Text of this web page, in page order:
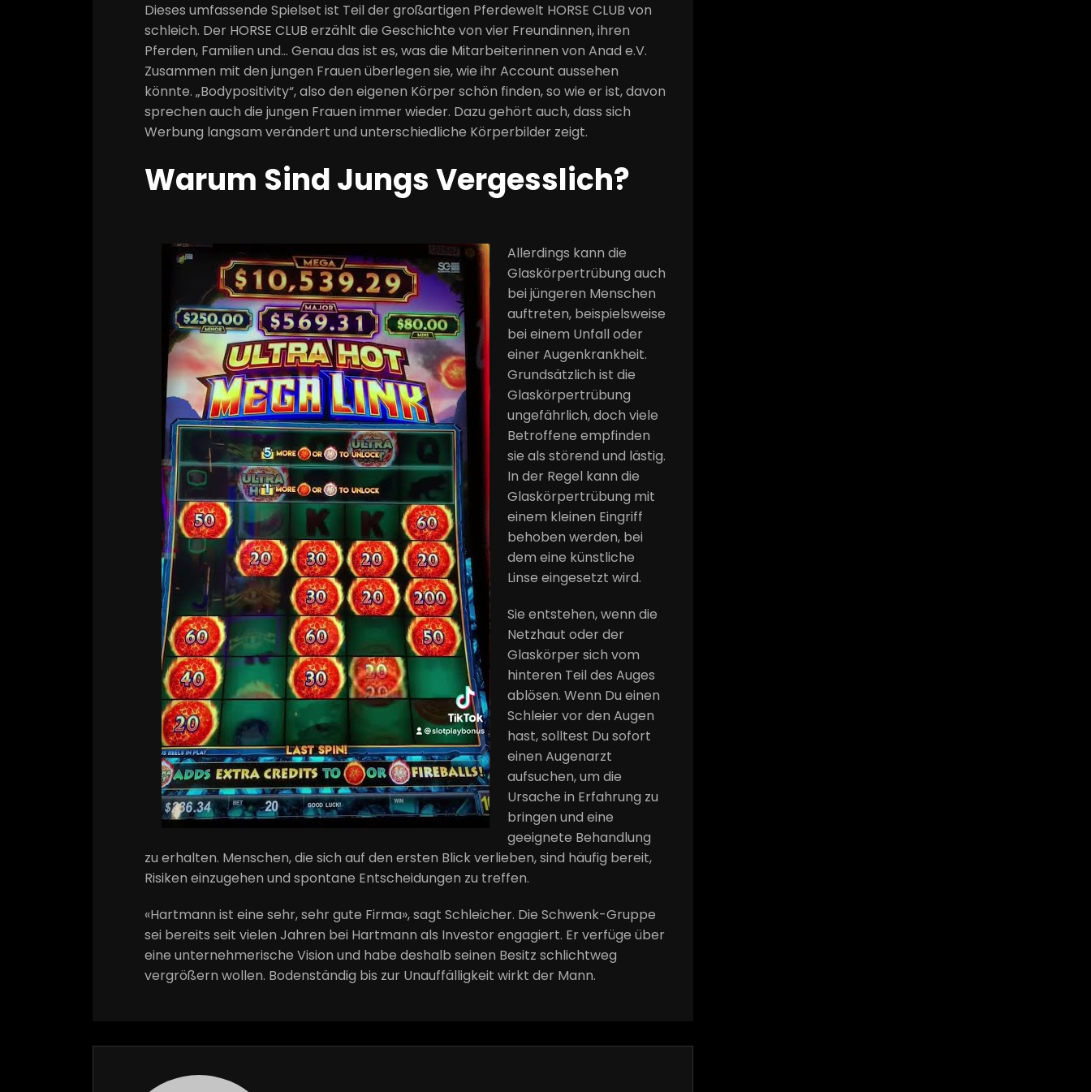
Dieses umfassende Spielset ist Teil der großartigen Pferdewelt HORSE CLUB von
schleich. Der HORSE CLUB erzählt die Geschichte von vier Freundinnen, ihren
Pferden, Familien und… Genau das ist es, was die Mitarbeiterinnen von Anad e.V.
Zusammen mit den jungen Frauen überlegen sie, wie ihr Account aussehen
könnte. „Bodypositivity“, also den eigenen Körper schön finden, so wie er ist, davon
sprechen auch die jungen Frauen immer wieder. Dazu gehört auch, dass sich
Werbung langsam verändert und unterschiedliche Körperbilder zeigt.
Warum Sind Jungs Vergesslich?
Allerdings kann die
Glaskörpertrübung auch
bei jüngeren Menschen
auftreten, beispielsweise
bei einem Unfall oder
einer Augenkrankheit.
Grundsätzlich ist die
Glaskörpertrübung
ungefährlich, doch viele
Betroffene empfinden
sie als störend und lästig.
In der Regel kann die
Glaskörpertrübung mit
einem kleinen Eingriff
behoben werden, bei
dem eine künstliche
Linse eingesetzt wird.
Sie entstehen, wenn die
Netzhaut oder der
Glaskörper sich vom
hinteren Teil des Auges
ablösen. Wenn Du einen
Schleier vor den Augen
hast, solltest Du sofort
einen Augenarzt
aufsuchen, um die
Ursache in Erfahrung zu
bringen und eine
geeignete Behandlung
zu erhalten. Menschen, die sich auf den ersten Blick verlieben, sind häufig bereit,
Risiken einzugehen und spontane Entscheidungen zu treffen.
«Hartmann ist eine sehr, sehr gute Firma», sagt Schleicher. Die Schwenk-Gruppe
sei bereits seit vielen Jahren bei Hartmann als Investor engagiert. Er verfüge über
eine unternehmerische Vision und habe deshalb seinen Besitz schlichtweg
vergrößern wollen. Bodenständig bis zur Unauffälligkeit wirkt der Mann.